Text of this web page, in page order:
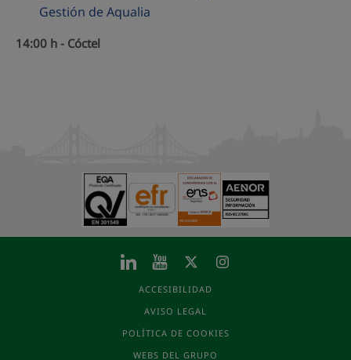
Gestión de Aqualia
14:00 h - Cóctel
ACCESIBILIDAD
AVISO LEGAL
POLÍTICA DE COOKIES
WEBS DEL GRUPO